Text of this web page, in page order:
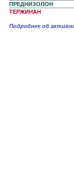
ПРЕДНИЗОЛОН
ТЕРЖИНАН
Подробнее об